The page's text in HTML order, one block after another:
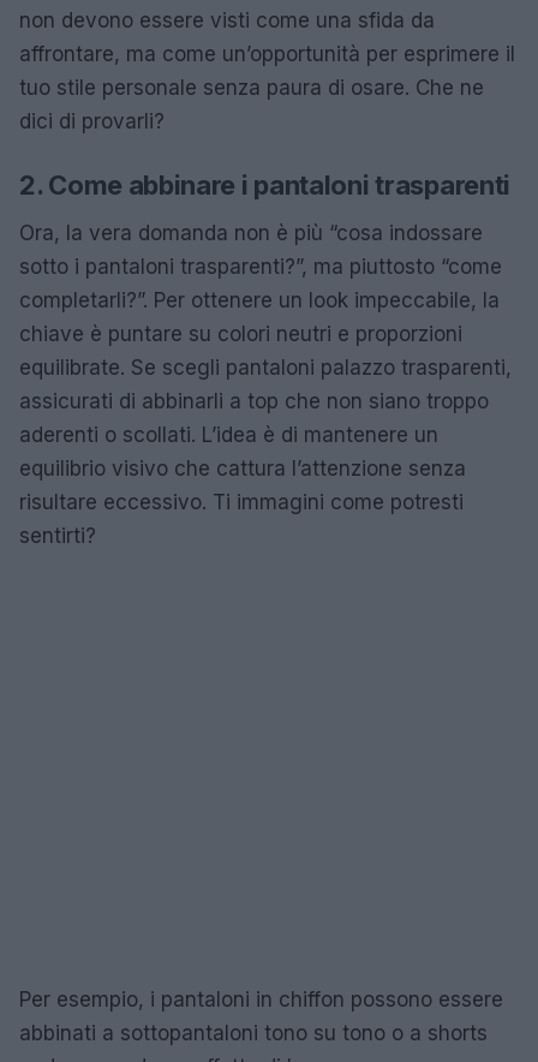
non devono essere visti come una sfida da
affrontare, ma come un’opportunità per esprimere il
tuo stile personale senza paura di osare. Che ne
dici di provarli?
2. Come abbinare i pantaloni trasparenti
Ora, la vera domanda non è più “cosa indossare
sotto i pantaloni trasparenti?”, ma piuttosto “come
completarli?”. Per ottenere un look impeccabile, la
chiave è puntare su colori neutri e proporzioni
equilibrate. Se scegli pantaloni palazzo trasparenti,
assicurati di abbinarli a top che non siano troppo
aderenti o scollati. L’idea è di mantenere un
equilibrio visivo che cattura l’attenzione senza
risultare eccessivo. Ti immagini come potresti
sentirti?
Per esempio, i pantaloni in chiffon possono essere
abbinati a sottopantaloni tono su tono o a shorts